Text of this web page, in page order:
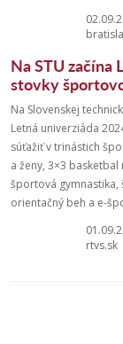
Na STU začína
stovky
Na Slovenskej
Letná univerziáda
súťažiť v trinástich
a ženy, 3×3
športová gymnastika,
orientačný beh a e-
rtvs.sk